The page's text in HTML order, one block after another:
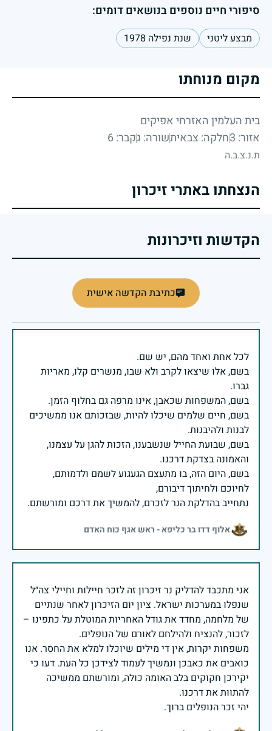
סיפורי חיים נוספים בנושאים דומים:
מבצע ליטני שנת נפילה 1978
מקום מנוחתו
בית העלמין האזרחי אפיקים
אזור: 3
חלקה: צבאיתשורה: גקבר: 6
ת.נ.צ.ב.ה
הנצחתו באתרי זיכרון
הקדשות וזיכרונות
כתיבת הקדשה אישית
בשם, אלו שיצאו לקרב ולא שבו, מנשרים קלו, מאריות
בשם, חיים שלמים שיכלו להיות, שבזכותם אנו ממשיכים
בשם, שבועת החייל שנשבענו, הזכות להגן על עצמנו,
בשם, היום הזה, בו מתעצם הגעגוע לשמם ולדמותם,
נתחייב בהדלקת הנר לזכרם, להמשיך את דרכם ומורשתם.
אלוף דדו בר כליפא - ראש אגף כוח האדם
אני מתכבד להדליק נר זיכרון זה לזכר חיילות וחיילי צה״ל
שנפלו במערכות ישראל. ציון יום הזיכרון לאחר שנתיים
של מלחמה, מחדד את גודל האחריות המוטלת על כתפינו –
משפחות יקרות, אין די מילים שיוכלו למלא את החסר. אנו
כואבים את כאבכן ונמשיך לעמוד לצידכן כל העת. דעו כי
יקירכן חקוקים בלב האומה כולה, ומורשתם ממשיכה
יהי זכר הנופלים ברוך.